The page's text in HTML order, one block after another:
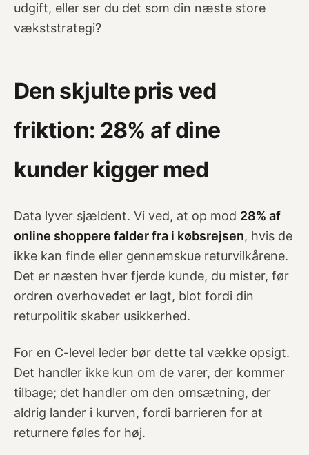
udgift, eller ser du det som din næste store
vækststrategi?
Den skjulte pris ved
friktion: 28% af dine
kunder kigger med
Data lyver sjældent. Vi ved, at op mod 28% af
online shoppere falder fra i købsrejsen, hvis de
ikke kan finde eller gennemskue returvilkårene.
Det er næsten hver fjerde kunde, du mister, før
ordren overhovedet er lagt, blot fordi din
returpolitik skaber usikkerhed.
For en C-level leder bør dette tal vække opsigt.
Det handler ikke kun om de varer, der kommer
tilbage; det handler om den omsætning, der
aldrig lander i kurven, fordi barrieren for at
returnere føles for høj.